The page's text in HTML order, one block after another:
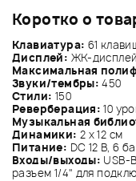
Коротко о
Клавиатура: 61
Дисплей: ЖК-
Максимальная
Звуки/тембры: 450
Стили: 150
Реверберация: 10
Музыкальная
Динамики: 2 х 12 см
Питание: DC 12 В, 6
Входы/выходы: USB-
разъем 1/4" для